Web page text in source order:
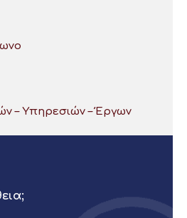
– Υπηρεσιών – Έργων